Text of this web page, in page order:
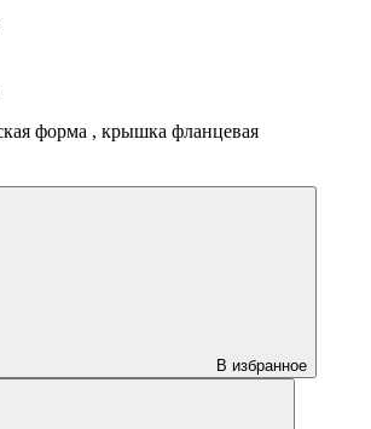
форма , крышка фланцевая
В избранное